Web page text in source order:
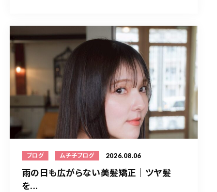
ブログ ムチ子ブログ 2026.08.06
雨の日も広がらない美髪矯正｜ツヤ髪
を...